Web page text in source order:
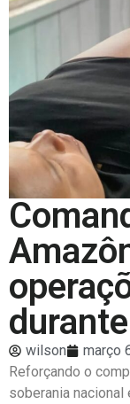
wilson março
Reforçando o
soberania nacional